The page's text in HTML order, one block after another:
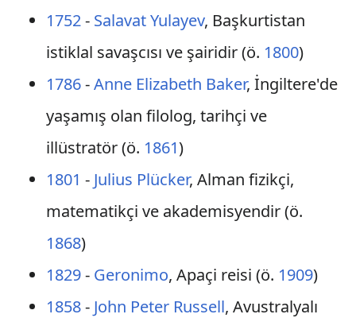
1752- Salavat Yulayev, Başkurtistan
istiklal savaşcısı ve şairidir (ö. 1800)
1786-Anne Elizabeth Baker, İngiltere'de
yaşamış olan filolog, tarihçi ve
illüstratör (ö. 1861)
1801 - Julius Plücker, Alman fizikçi,
matematikçi ve akademisyendir (ö.
1868)
1829- Geronimo, Apaçi reisi (ö. 1909)
1858- John Peter Russell, Avustralyalı